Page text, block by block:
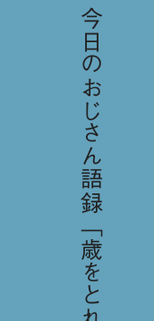
今日のおじさん語録